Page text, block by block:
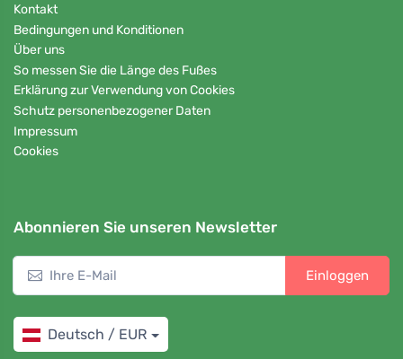
Kontakt
Bedingungen und Konditionen
Über uns
So messen Sie die Länge des Fußes
Erklärung zur Verwendung von Cookies
Schutz personenbezogener Daten
Impressum
Cookies
Abonnieren Sie unseren Newsletter
Einloggen
Deutsch / EUR